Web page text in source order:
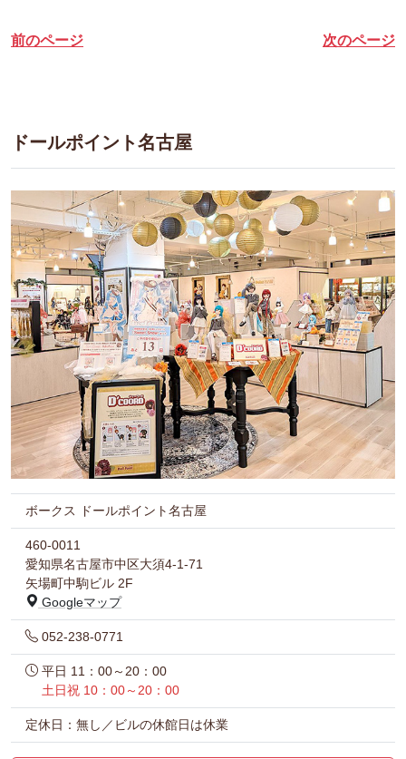
前のページ 次のページ
ドールポイント名古屋
ボークス ドールポイント名古屋
460-0011
愛知県名古屋市中区大須4-1-71
矢場町中駒ビル 2F
Googleマップ
052-238-0771
平日 11：00～20：00
土日祝 10：00～20：00
定休日：無し／ビルの休館日は休業